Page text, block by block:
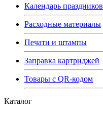
Календарь праздников
Расходные материалы
Печати и штампы
Заправка картриджей
Товары с QR-кодом
Каталог